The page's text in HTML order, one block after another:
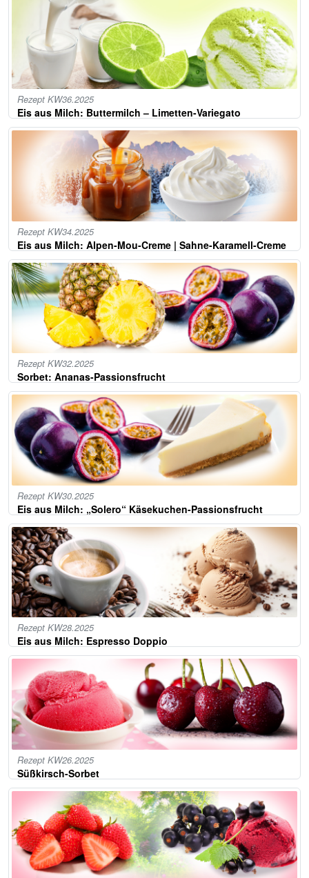
Rezept KW36.2025
Eis aus Milch: Buttermilch – Limetten-Variegato
Rezept KW34.2025
Eis aus Milch: Alpen-Mou-Creme | Sahne-Karamell-Creme
Rezept KW32.2025
Sorbet: Ananas-Passionsfrucht
Rezept KW30.2025
Eis aus Milch: „Solero“ Käsekuchen-Passionsfrucht
Rezept KW28.2025
Eis aus Milch: Espresso Doppio
Rezept KW26.2025
Süßkirsch-Sorbet